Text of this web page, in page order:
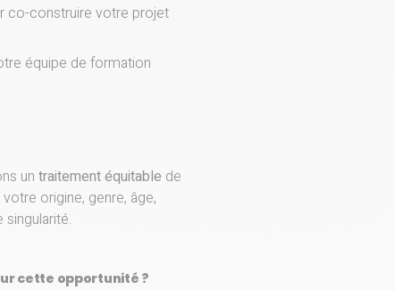
co-construire votre projet
équipe de formation
un traitement équitable de
origine, genre, âge,
singularité.
cette opportunité ?